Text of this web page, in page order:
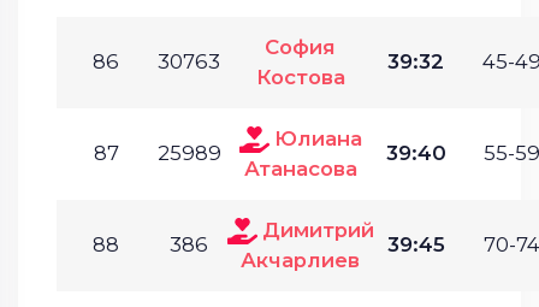
86 30763
София
Костова
39:32 45-
87 25989
Юлиана
Атанасова
39:40 55-
88 386
Димитрий
Акчарлиев
39:45 70-